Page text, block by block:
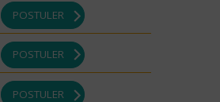
POSTULER
POSTULER
POSTULER